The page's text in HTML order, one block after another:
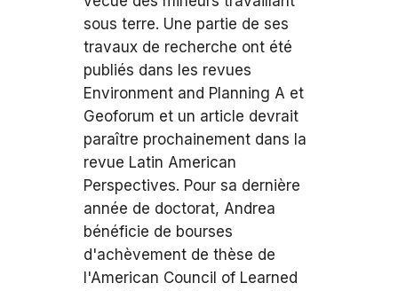
sous terre. Une partie de ses
travaux de recherche ont été
publiés dans les revues
Environment and Planning A et
Geoforum et un article devrait
paraître prochainement dans la
revue Latin American
Perspectives. Pour sa dernière
année de doctorat, Andrea
bénéficie de bourses
d'achèvement de thèse de
l'American Council of Learned